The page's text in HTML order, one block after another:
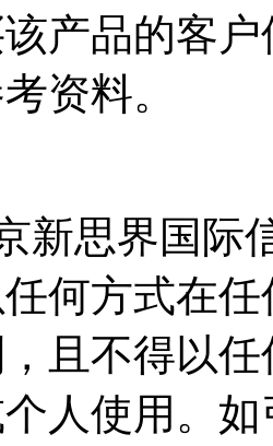
产品的客
资料。
新思界国际
何方式在
且不得以
人使用。